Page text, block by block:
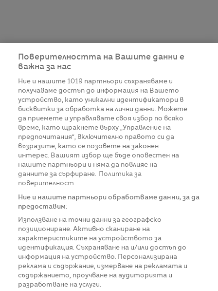
Поверителността на Вашите данни е
важна за нас
Ние и нашите 1019 партньори съхраняваме и
получаваме достъп до информация на Вашето
устройство, като уникални идентификатори в
бисквитки за обработка на лични данни. Можете
да приемете и управлявате своя избор по всяко
време, като щракнете върху „Управление на
предпочитания“, включително правото си да
възразите, като се позовете на законен
интерес. Вашият избор ще бъде оповестен на
нашите партньори и няма да повлияе на
данните за сърфиране.
Политика за
поверителност
Ние и нашите партньори обработваме данни, за да
предоставим:
Използване на точни данни за географско
позициониране. Активно сканиране на
характеристиките на устройството за
идентификация. Съхраняване на и/или достъп до
информация на устройство. Персонализирана
реклама и съдържание, измерване на рекламата и
съдържанието, проучване на аудиторията и
разработване на услуги.